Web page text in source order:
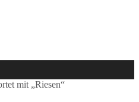
mit „Riesen“